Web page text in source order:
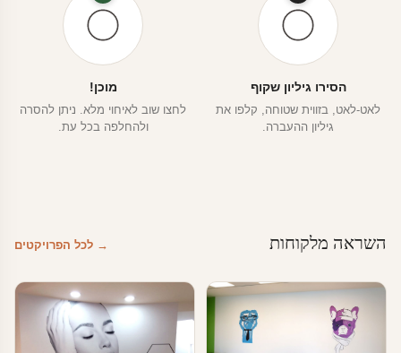
הסירו גיליון שקוף
לאט-לאט, בזווית שטוחה, קלפו את
גיליון ההעברה.
מוכן!
לחצו שוב לאיחוי מלא. ניתן להסרה
ולהחלפה בכל עת.
השראה מלקוחות → לכל הפרויקטים